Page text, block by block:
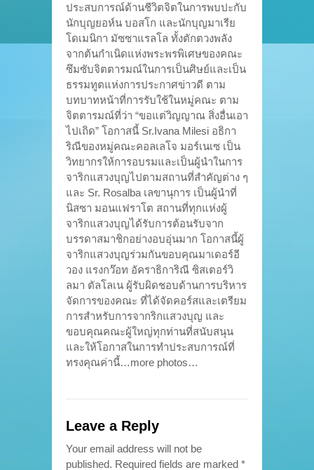
ประสบการณ์ด้านชีวิตจิตในการพบปะกับ
นักบุญยอห์น บอสโก และนักบุญมาเรีย
โดเมนิกา มัซซาแรลโล ทั้งตักตวงพลัง
จากต้นกำเนิดแห่งพระพรพิเศษของคณะ
ซึมซับจิตตารมณ์ในการเป็นศิษย์และเป็น
ธรรมทูตแห่งการประกาศข่าวดี ตาม
บทบาทหน้าที่การรับใช้ในหมู่คณะ ตาม
จิตตารมณ์ที่ว่า “ขอแต่วิญญาณ สิ่งอื่นเอา
ไปเถิด” โอกาสนี้ Sr.Ivana Milesi อธิกา
ริณีของหมู่คณะคอลเลโจ มอร์เนเซ เป็น
วิทยากรให้การอบรมและเป็นผู้นำในการ
จาริกแสวงบุญไปตามสถานที่สำคัญต่าง ๆ
และ Sr. Rosalba เลขานุการ เป็นผู้นำที่
นิสซา มอนแฟราโต สถานที่ทุกแห่งผู้
จาริกแสวงบุญได้รับการต้อนรับจาก
บรรดาสมาชิกอย่างอบอุ่นมาก โอกาสนี้ผู้
จาริกแสวงบุญร่วมกันขอบคุณมาเดอร์อี
วอง แรงกว๊อท อัคราธิการิณี ซิสเตอร์วิ
ลมา ตัลโลเน ผู้รับผิดชอบด้านการบริหาร
จัดการของคณะ ที่ได้จัดคอร์สและเตรียม
การสำหรับการจากริกแสวงบุญ และ
ขอบคุณคณะผู้ใหญ่ทุกท่านที่สนับสนุน
และให้โอกาสในการทำประสบการณ์ที่
ทรงคุณค่านี้…more photos…
Leave a Reply
Your email address will not be
published. Required fields are marked *